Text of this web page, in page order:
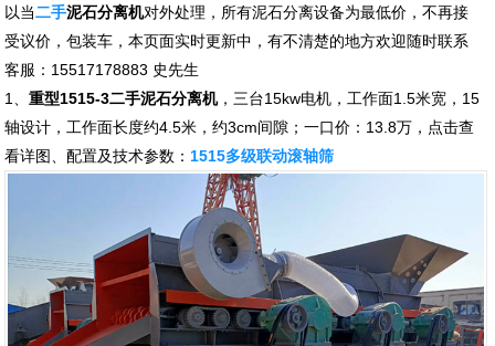
以当二手泥石分离机对外处理，所有泥石分离设备为最低价，不再接
受议价，包装车，本页面实时更新中，有不清楚的地方欢迎随时联系
客服：15517178883 史先生
1、重型1515-3二手泥石分离机，三台15kw电机，工作面1.5米宽，15
轴设计，工作面长度约4.5米，约3cm间隙；一口价：13.8万，点击查
看详图、配置及技术参数： 1515多级联动滚轴筛